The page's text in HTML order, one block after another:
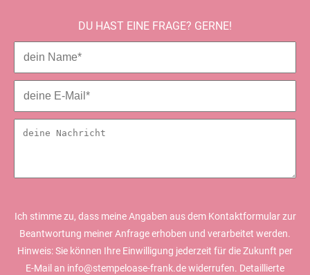
DU HAST EINE FRAGE? GERNE!
Ich stimme zu, dass meine Angaben aus dem Kontaktformular zur
Beantwortung meiner Anfrage erhoben und verarbeitet werden.
Hinweis: Sie können Ihre Einwilligung jederzeit für die Zukunft per
E-Mail an info@stempeloase-frank.de widerrufen. Detaillierte